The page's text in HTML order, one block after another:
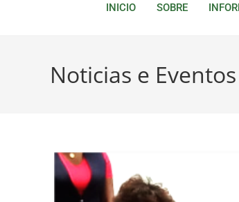
INICIO SOBRE
Noticias e Eventos